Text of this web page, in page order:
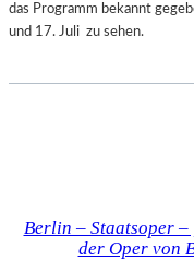
das Programm bekannt
und 17. Juli zu sehen.
Berlin – Staatsoper
der Oper von